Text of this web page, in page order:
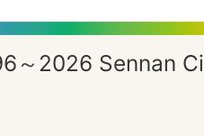
～2026 Sennan